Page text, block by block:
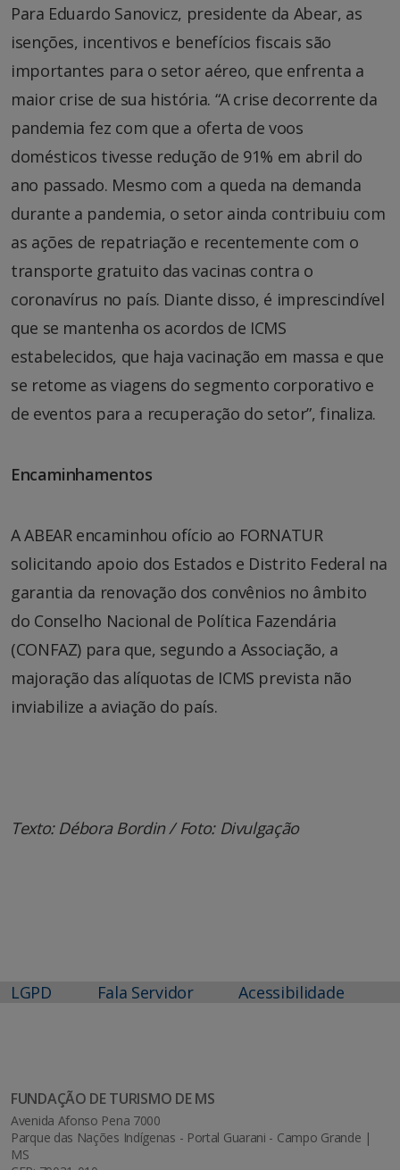
Para Eduardo Sanovicz, presidente da Abear, as
isenções, incentivos e benefícios fiscais são
importantes para o setor aéreo, que enfrenta a
maior crise de sua história. “A crise decorrente da
pandemia fez com que a oferta de voos
domésticos tivesse redução de 91% em abril do
ano passado. Mesmo com a queda na demanda
durante a pandemia, o setor ainda contribuiu com
as ações de repatriação e recentemente com o
transporte gratuito das vacinas contra o
coronavírus no país. Diante disso, é imprescindível
que se mantenha os acordos de ICMS
estabelecidos, que haja vacinação em massa e que
se retome as viagens do segmento corporativo e
de eventos para a recuperação do setor”, finaliza.
Encaminhamentos
A ABEAR encaminhou ofício ao FORNATUR
solicitando apoio dos Estados e Distrito Federal na
garantia da renovação dos convênios no âmbito
do Conselho Nacional de Política Fazendária
(CONFAZ) para que, segundo a Associação, a
majoração das alíquotas de ICMS prevista não
inviabilize a aviação do país.
Texto: Débora Bordin / Foto: Divulgação
LGPD Fala Servidor Acessibilidade
FUNDAÇÃO DE TURISMO DE MS
Avenida Afonso Pena 7000
Parque das Nações Indígenas - Portal Guarani - Campo Grande |
MS